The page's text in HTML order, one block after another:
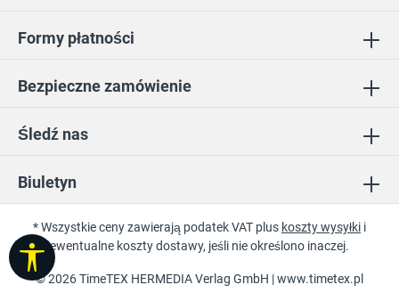
Śledź nas
Bezpieczne zamówienie
Biuletyn
Formy płatności
© 2026 TimeTEX HERMEDIA Verlag GmbH |www.timetex.pl
* Wszystkie ceny zawierają podatek VAT plus koszty wysyłki i
ewentualne koszty dostawy, jeśli nie określono inaczej.
Pokaż pasek narzędzi